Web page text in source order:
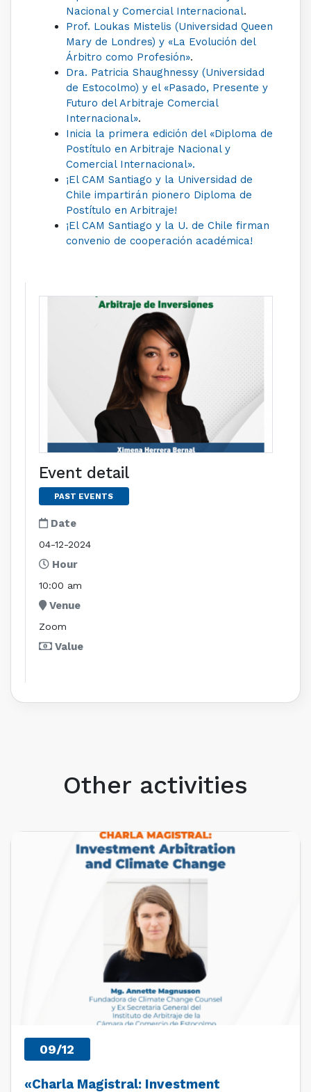
Nacional y Comercial Internacional.
Prof. Loukas Mistelis (Universidad Queen
Mary de Londres) y «La Evolución del
Árbitro como Profesión».
Dra. Patricia Shaughnessy (Universidad
de Estocolmo) y el «Pasado, Presente y
Futuro del Arbitraje Comercial
Internacional».
Inicia la primera edición del «Diploma de
Postítulo en Arbitraje Nacional y
Comercial Internacional».
¡El CAM Santiago y la Universidad de
Chile impartirán pionero Diploma de
Postítulo en Arbitraje!
¡El CAM Santiago y la U. de Chile firman
convenio de cooperación académica!
Event detail
PAST EVENTS
Date
04-12-2024
Hour
10:00 am
Venue
Zoom
Value
Other activities
UPCOMING EVENTS
09/12
«Charla Magistral: Investment